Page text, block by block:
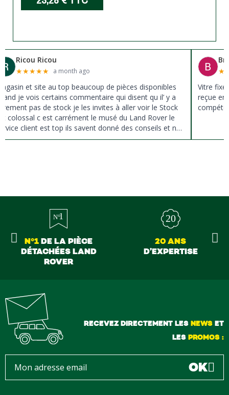
Ricou Ricou
★★★★★ a month ago
et site au top beaucoup de pièces disponibles
je vois certains commentaire qui disent qu il’ y a
pas de stock je les invites à aller voir le Stock
colossal c est carrément le musé du Land Rover le
client est top ils savent donné des conseils et ne
pas à la vente ils sont vraiment au top du top
★
Vitre
reçue
N°1DE LA PIÈCE
DÉTACHÉES LAND
ROVER
20 ANS
D’EXPERTISE
RECEVEZ DIRECTEMENT LES NEWSET
LES PROMOS :
OK